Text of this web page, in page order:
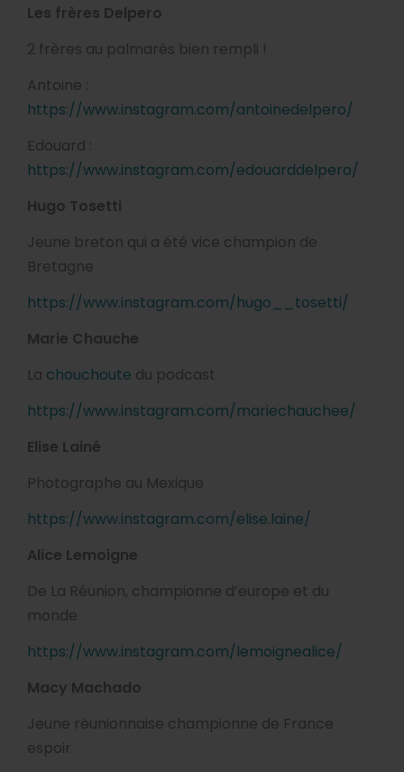
Les frères Delpero
2 frères au palmarès bien rempli !
Antoine :
https://www.instagram.com/antoinedelpero/
Edouard :
https://www.instagram.com/edouarddelpero/
Hugo Tosetti
Jeune breton qui a été vice champion de
Bretagne
https://www.instagram.com/hugo__tosetti/
Marie Chauche
La chouchoute du podcast
https://www.instagram.com/mariechauchee/
Elise Lainé
Photographe au Mexique
https://www.instagram.com/elise.laine/
Alice Lemoigne
De La Réunion, championne d’europe et du
monde
https://www.instagram.com/lemoignealice/
Macy Machado
Jeune réunionnaise championne de France
espoir